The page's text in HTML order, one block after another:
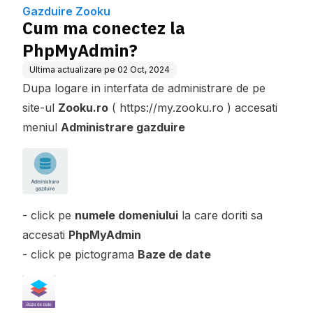
Gazduire Zooku
Cum ma conectez la
PhpMyAdmin?
Ultima actualizare pe 02 Oct, 2024
Dupa logare in interfata de administrare de pe
site-ul Zooku.ro ( https://my.zooku.ro ) accesati
meniul Administrare gazduire
- click pe numele domeniului la care doriti sa
accesati PhpMyAdmin
- click pe pictograma Baze de date